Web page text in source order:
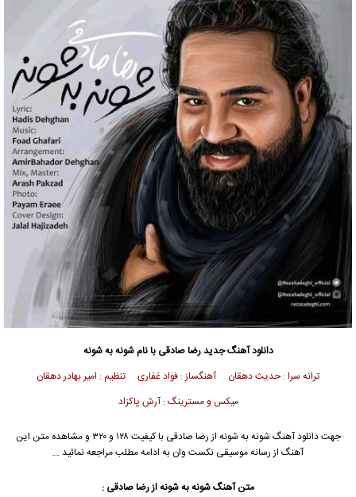
دانلود آهنگ جدیدرضا صادقی با نام شونه به شونه
ترانه سرا : حدیث دهقان آهنگساز : فواد غفاری تنظیم : امیر بهادر دهقان
میکس و مسترینگ : آرش پاکزاد
جهت دانلود آهنگ شونه به شونه از رضا صادقی
با کیفیت ۱۲۸ و ۳۲۰ و مشاهده متن این
آهنگ از رسانه موسیقی نکست وان به ادامه مطلب مراجعه نمائید …
متن آهنگ شونه به شونه ازرضا صادقی :